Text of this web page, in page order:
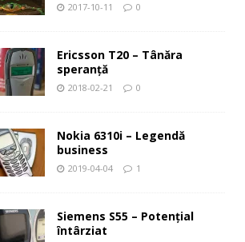
2017-10-11 0
Ericsson T20 – Tânăra
speranţă
2018-02-21 0
Nokia 6310i – Legendă
business
2019-04-04 1
Siemens S55 – Potenţial
întârziat